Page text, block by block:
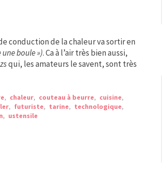
conduction de la chaleur va sortir en
boule »). Ca à l’air très bien aussi,
qui, les amateurs le savent, sont très
, chaleur, couteau à beurre, cuisine,
, futuriste, tarine, technologique,
, ustensile